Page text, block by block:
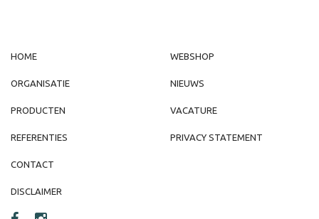
HOME
ORGANISATIE
PRODUCTEN
REFERENTIES
WEBSHOP
NIEUWS
VACATURE
PRIVACY STATEMENT
CONTACT
DISCLAIMER